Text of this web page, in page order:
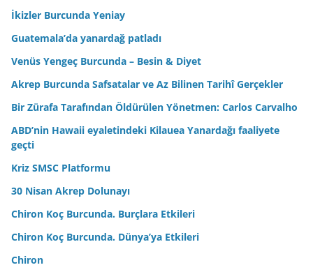
İkizler Burcunda Yeniay
Guatemala’da yanardağ patladı
Venüs Yengeç Burcunda – Besin & Diyet
Akrep Burcunda Safsatalar ve Az Bilinen Tarihî Gerçekler
Bir Zürafa Tarafından Öldürülen Yönetmen: Carlos Carvalho
ABD’nin Hawaii eyaletindeki Kilauea Yanardağı faaliyete
geçti
Kriz SMSC Platformu
30 Nisan Akrep Dolunayı
Chiron Koç Burcunda. Burçlara Etkileri
Chiron Koç Burcunda. Dünya’ya Etkileri
Chiron